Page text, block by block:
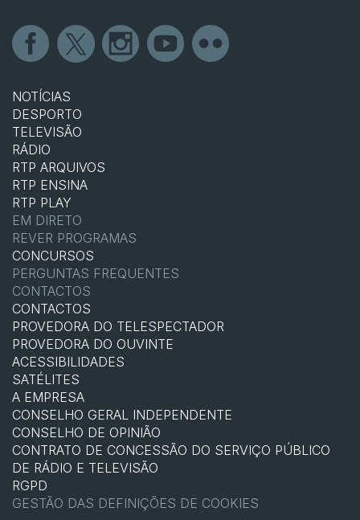
NOTÍCIAS
DESPORTO
TELEVISÃO
RÁDIO
RTP ARQUIVOS
RTP ENSINA
RTP PLAY
EM DIRETO
REVER PROGRAMAS
CONCURSOS
PERGUNTAS FREQUENTES
CONTACTOS
CONTACTOS
PROVEDORA DO TELESPECTADOR
PROVEDORA DO OUVINTE
ACESSIBILIDADES
SATÉLITES
A EMPRESA
CONSELHO GERAL INDEPENDENTE
CONSELHO DE OPINIÃO
CONTRATO DE CONCESSÃO DO SERVIÇO PÚBLICO
DE RÁDIO E TELEVISÃO
RGPD
GESTÃO DAS DEFINIÇÕES DE COOKIES